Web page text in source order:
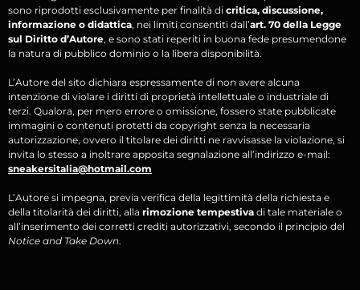
sono riprodotti esclusivamente per finalità di critica, discussione,
informazione o didattica, nei limiti consentiti dall’art. 70 della Legge
sul Diritto d’Autore, e sono stati reperiti in buona fede presumendone
la natura di pubblico dominio o la libera disponibilità.
L’Autore del sito dichiara espressamente di non avere alcuna
intenzione di violare i diritti di proprietà intellettuale o industriale di
terzi. Qualora, per mero errore o omissione, fossero state pubblicate
immagini o contenuti protetti da copyright senza la necessaria
autorizzazione, ovvero il titolare dei diritti ne ravvisasse la violazione, si
invita lo stesso a inoltrare apposita segnalazione all’indirizzo e-mail:
sneakersitalia@hotmail.com
L’Autore si impegna, previa verifica della legittimità della richiesta e
della titolarità dei diritti, alla rimozione tempestiva di tale materiale o
all’inserimento dei corretti crediti autorizzativi, secondo il principio del
Notice and Take Down.